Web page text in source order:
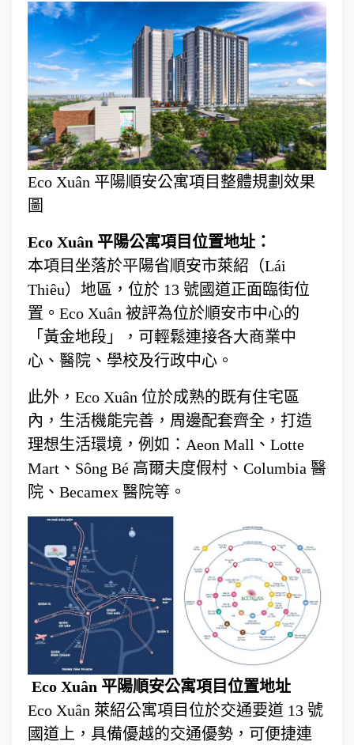
Eco Xuân 平陽順安公寓項目整體規劃效果
圖
Eco Xuân 平陽公寓項目位置地址：
本項目坐落於平陽省順安市萊紹（Lái
Thiêu）地區，位於 13 號國道正面臨街位
置。Eco Xuân 被評為位於順安市中心的
「黃金地段」，可輕鬆連接各大商業中
心、醫院、學校及行政中心。
此外，Eco Xuân 位於成熟的既有住宅區
內，生活機能完善，周邊配套齊全，打造
理想生活環境，例如：Aeon Mall、Lotte
Mart、Sông Bé 高爾夫度假村、Columbia 醫
院、Becamex 醫院等。
Eco Xuân 平陽順安公寓項目位置地址
Eco Xuân 萊紹公寓項目位於交通要道 13 號
國道上，具備優越的交通優勢，可便捷連